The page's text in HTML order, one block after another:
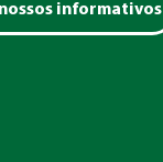
informativos